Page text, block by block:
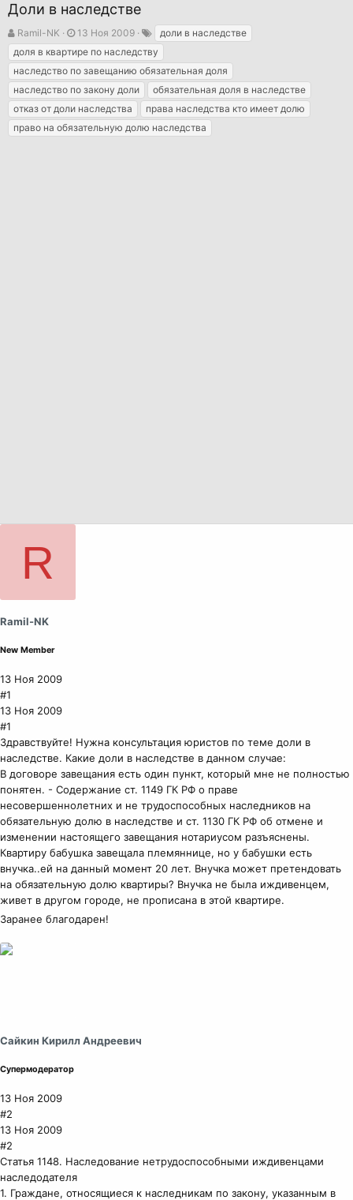
Доли в наследстве
А
в
т
о
р
т
е
м
Ramil-NK
Д
а
т
а
н
а
ч
а
13 Ноя 2009
е
г
и
доли в наследстве
доля в квартире по наследству
наследство по завещанию обязательная доля
наследство по закону доли
обязательная доля в наследстве
отказ от доли наследства
права наследства кто имеет долю
право на обязательную долю наследства
R
Ramil-NK
New Member
13 Ноя 2009
#1
13 Ноя 2009
#1
Здравствуйте! Нужна консультация юристов по теме доли в
наследстве. Какие доли в наследстве в данном случае:
В договоре завещания есть один пункт, который мне не полностью
понятен. - Содержание ст. 1149 ГК РФ о праве
несовершеннолетних и не трудоспособных наследников на
обязательную долю в наследстве и ст. 1130 ГК РФ об отмене и
изменении настоящего завещания нотариусом разъяснены.
Квартиру бабушка завещала племяннице, но у бабушки есть
внучка..ей на данный момент 20 лет. Внучка может претендовать
на обязательную долю квартиры? Внучка не была иждивенцем,
живет в другом городе, не прописана в этой квартире.
Заранее благодарен!
Сайкин Кирилл Андреевич
Супермодератор
13 Ноя 2009
#2
13 Ноя 2009
#2
Статья 1148. Наследование нетрудоспособными иждивенцами
наследодателя
1. Граждане, относящиеся к наследникам по закону, указанным в